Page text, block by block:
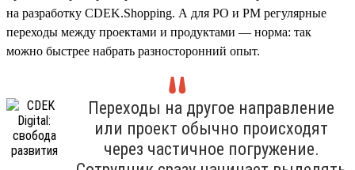
на разработку CDEK.Shopping. А для PO и PM регулярные
переходы между проектами и продуктами — норма: так
можно быстрее набрать разносторонний опыт.
Переходы на другое направление
или проект обычно происходят
через частичное погружение.